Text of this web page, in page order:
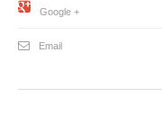
Google +
Email